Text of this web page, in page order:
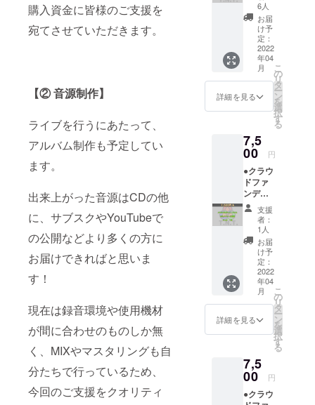
購入資金に皆様のご支援を
宛てさせていただきます。
【② 音源制作】
ライブを行うにあたって、
アルバム制作も予定してい
ます。
出来上がった音源はCDの他
に、サブスクやYouTubeで
の公開などより多くの方に
お届けできればと思いま
す！
現在は録音環境や使用機材
が間に合わせのものしか無
く、MIXやマスタリングも自
分たちで行っているため、
今回のご支援をクオリティ
気持ち
を込め
て、あ
なただ
けに動
画で
メッ
セージ
をお送
りしま
す！
はファ
イル形
式で
メール
にてお
送りし
ま
す。）
●サイン
入り
チェキ
1枚
クラウ
ドファ
ンディ
ング限
定！3人
6人
お届
け予
定：
2022
年04
月
詳細を見る
こ
の
リ
タ
ー
ン
を
選
択
す
る
7,5
00 円
●クラウ
ドファ
ンディ
ング限
定オリ
ジナル
グッ
ズ：タ
オル
T.N.T.の
ロゴ
マーク
入り！
ライブ
などで
ぜひ活
くださ
い！
・カ
ラー
支援
者：
1人
お届
け予
定：
2022
年04
月
詳細を見る
こ
の
リ
タ
ー
ン
を
選
択
す
る
7,5
00 円
●クラウ